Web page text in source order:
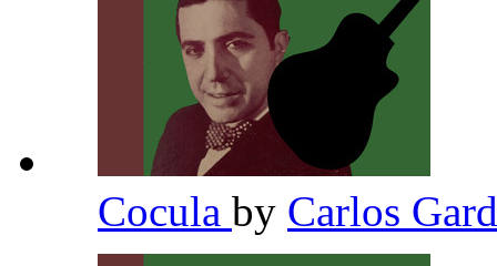
Cocula by Carlos